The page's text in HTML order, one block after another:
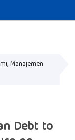
Manajemen
Debt to